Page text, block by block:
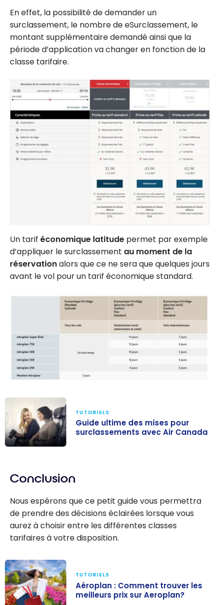
En effet, la possibilité de demander un
surclassement, le nombre de eSurclassement, le
montant supplémentaire demandé ainsi que la
période d’application va changer en fonction de la
classe tarifaire.
Un tarif économique latitude permet par exemple
d’appliquer le surclassement au moment de la
réservationalors que ce ne sera que quelques jours
avant le vol pour un tarif économique standard.
surclassements
Canada
TUTORIELS
Guide ultime des mises pour
surclassements avec Air Canada
Conclusion
Nous espérons que ce petit guide vous permettra
de prendre des décisions éclairées lorsque vous
aurez à choisir entre les différentes classes
tarifaires à votre disposition.
TUTORIELS
Aéroplan : Comment trouver les
meilleurs prix sur Aeroplan?